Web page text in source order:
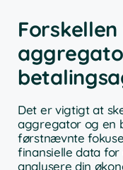
Det er vigtigt at
aggregator og en
førstnævnte
finansielle data
analysere din